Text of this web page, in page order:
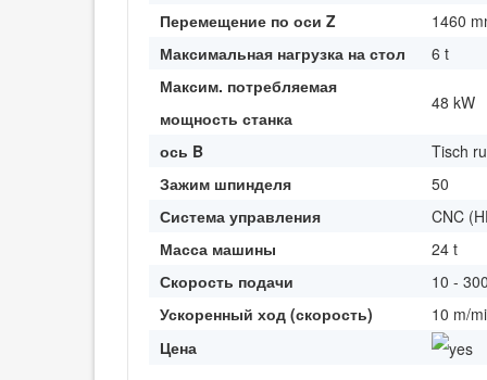
Перемещение по оси Z
1460
Максимальная нагрузка на стол
6 t
Максим. потребляемая
мощность станка
48 kW
ось B
Tisch
Зажим шпинделя
50
Система управления
CNC
Масса машины
24 t
Скорость подачи
10 -
Ускоренный ход (скорость)
10 m/
Цена